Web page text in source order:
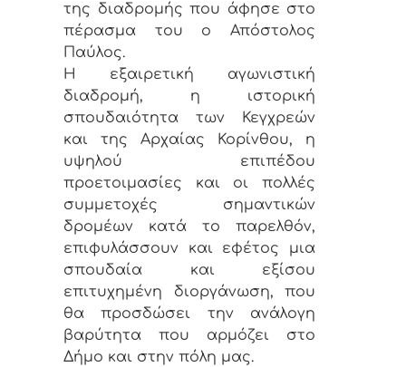
της διαδρομής που άφησε στο
πέρασμα του ο Απόστολος
Παύλος.
Η εξαιρετική αγωνιστική
διαδρομή, η ιστορική
σπουδαιότητα των Κεγχρεών
και της Αρχαίας Κορίνθου, η
υψηλού επιπέδου
προετοιμασίες και οι πολλές
συμμετοχές σημαντικών
δρομέων κατά το παρελθόν,
επιφυλάσσουν και εφέτος μια
σπουδαία και εξίσου
επιτυχημένη διοργάνωση, που
θα προσδώσει την ανάλογη
βαρύτητα που αρμόζει στο
Δήμο και στην πόλη μας.